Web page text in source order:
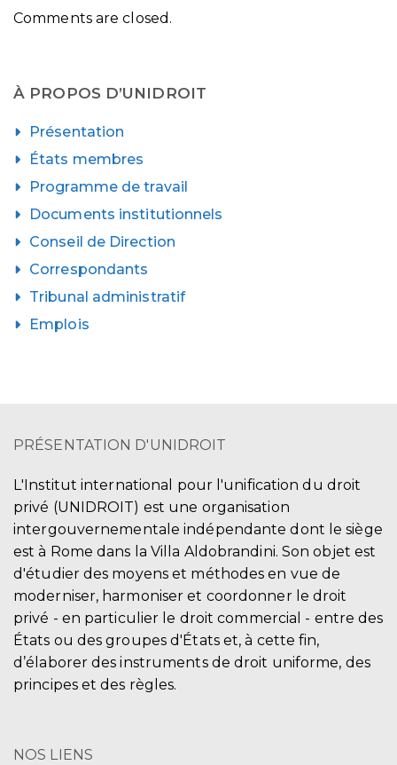
Comments are closed.
À PROPOS D’UNIDROIT
Présentation
États membres
Programme de travail
Documents institutionnels
Conseil de Direction
Correspondants
Tribunal administratif
Emplois
PRÉSENTATION D'UNIDROIT
L'Institut international pour l'unification du droit
privé (UNIDROIT) est une organisation
intergouvernementale indépendante dont le siège
est à Rome dans la Villa Aldobrandini. Son objet est
d'étudier des moyens et méthodes en vue de
moderniser, harmoniser et coordonner le droit
privé - en particulier le droit commercial - entre des
États ou des groupes d'États et, à cette fin,
d’élaborer des instruments de droit uniforme, des
principes et des règles.
NOS LIENS